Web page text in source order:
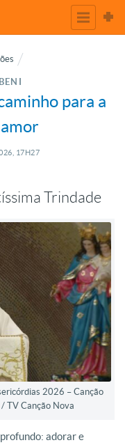
para a
17H27
Trindade
2026 – Canção
TV Canção Nova
adorar e